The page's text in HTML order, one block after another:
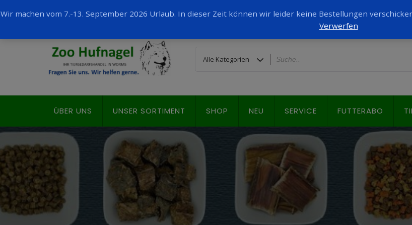
ÜBER UNS UNSER SORTIMENT SHOP NEU SERVICE FUTTERABO
Wir machen vom 7.-13. September 2026 Urlaub. In dieser Zeit können wir leider keine Bestellungen
Verwerfen